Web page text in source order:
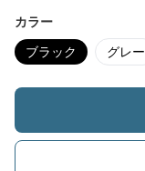
カラー
ブラック グレー